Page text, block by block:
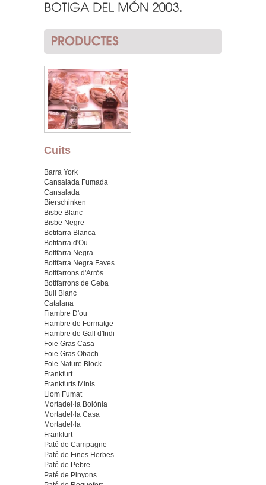
Cuits
Barra York
Cansalada Fumada
Cansalada
Bierschinken
Bisbe Blanc
Bisbe Negre
Botifarra Blanca
Botifarra d'Ou
Botifarra Negra
Botifarra Negra Faves
Botifarrons d'Arròs
Botifarrons de Ceba
Bull Blanc
Catalana
Fiambre D'ou
Fiambre de Formatge
Fiambre de Gall d'Indi
Foie Gras Casa
Foie Gras Obach
Foie Nature Block
Frankfurt
Frankfurts Minis
Llom Fumat
Mortadel·la Bolònia
Mortadel·la Casa
Mortadel·la
Frankfurt
Paté de Campagne
Paté de Fines Herbes
Paté de Pebre
Paté de Pinyons